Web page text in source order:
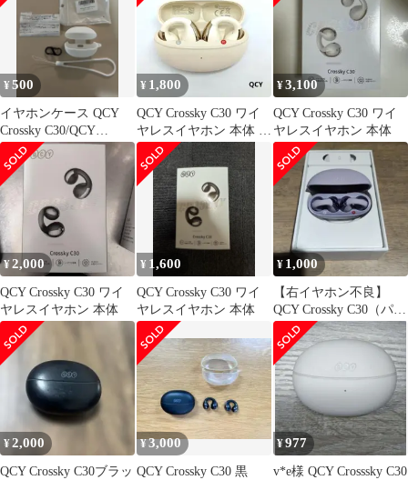
¥500
イヤホンケース QCY
Crossky C30/QCY
Crossky C30s
¥ 1,800
QCY Crossky C30 ワイ
ヤレスイヤホン 本体 オ
ープンイヤー
¥3,100
QCY Crossky C30 ワイ
ヤレスイヤホン 本体
¥2,000
QCY Crossky C30 ワイ
ヤレスイヤホン 本体
¥ 1,600
QCY Crossky C30 ワイ
ヤレスイヤホン 本体
¥ 1,000
【右イヤホン不良】
QCY Crossky C30（パー
プル）
¥2,000
QCY Crossky C30ブラッ
¥3,000
QCY Crossky C30 黒
¥977
v*e様 QCY Crosssky C30